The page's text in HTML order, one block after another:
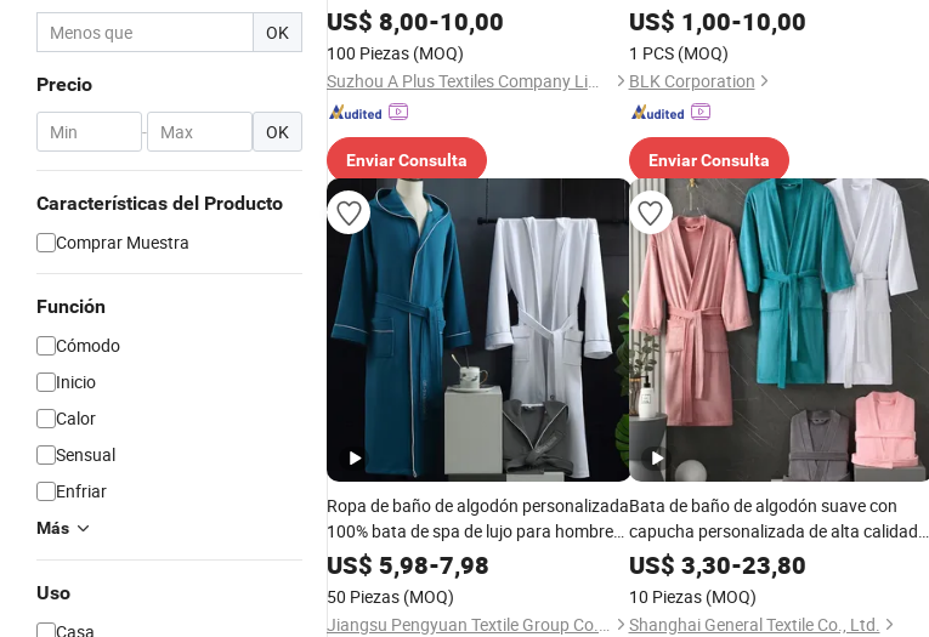
OK
Precio
- OK
Características del Producto
Comprar Muestra
Función
Cómodo
Inicio
Calor
Sensual
Enfriar
Más
Uso
Casa
US$ 8,00-10,00
100 Piezas (MOQ)
Suzhou A Plus Textiles Company Limited
Enviar Consulta
US$ 1,00-10,00
1 PCS (MOQ)
BLK Corporation
Enviar Consulta
Ropa de baño de algodón personalizada
100% bata de spa de lujo para hombres
y mujeres
US$ 5,98-7,98
50 Piezas (MOQ)
Jiangsu Pengyuan Textile Group Co., Ltd.
Bata de baño de algodón suave con
capucha personalizada de alta calidad
unisex para spa y hotel, de terciopelo
US$ 3,30-23,80
10 Piezas (MOQ)
Shanghai General Textile Co., Ltd.